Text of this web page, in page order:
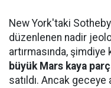
New York'taki
düzenlenen nadir
artırmasında, şimdiye
büyük Mars kaya
satıldı. Ancak geceye